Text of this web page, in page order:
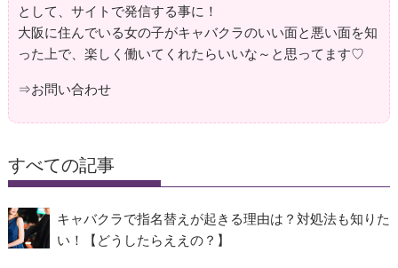
として、サイトで発信する事に！
大阪に住んでいる女の子がキャバクラのいい面と悪い面を知
った上で、楽しく働いてくれたらいいな～と思ってます♡
⇒お問い合わせ
すべての記事
キャバクラで指名替えが起きる理由は？対処法も知りた
い！【どうしたらええの？】